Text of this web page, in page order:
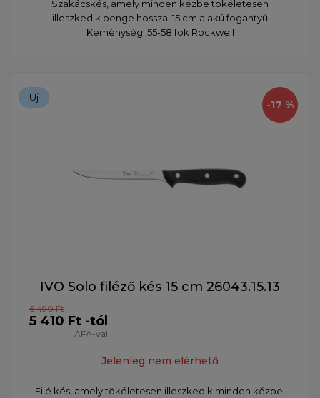
Szakácskés, amely minden kézbe tökéletesen
illeszkedik penge hossza: 15 cm alakú fogantyú
Keménység: 55-58 fok Rockwell
-17 %
Új
IVO Solo filéző kés 15 cm 26043.15.13
6 490 Ft
5 410 Ft -tól
ÁFÁ-val
Jelenleg nem elérhető
Filé kés, amely tökéletesen illeszkedik minden kézbe.